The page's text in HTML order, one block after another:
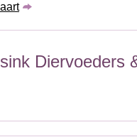
Diervoeders